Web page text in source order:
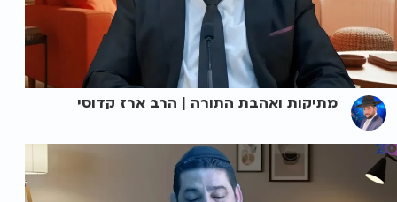
מתיקות ואהבת התורה | הרב ארז קדוסי